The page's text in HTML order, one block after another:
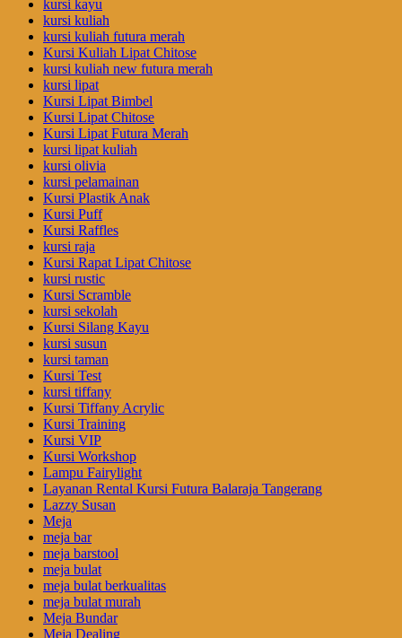
kursi kayu
kursi kuliah
kursi kuliah futura merah
Kursi Kuliah Lipat Chitose
kursi kuliah new futura merah
kursi lipat
Kursi Lipat Bimbel
Kursi Lipat Chitose
Kursi Lipat Futura Merah
kursi lipat kuliah
kursi olivia
kursi pelamainan
Kursi Plastik Anak
Kursi Puff
Kursi Raffles
kursi raja
Kursi Rapat Lipat Chitose
kursi rustic
Kursi Scramble
kursi sekolah
Kursi Silang Kayu
kursi susun
kursi taman
Kursi Test
kursi tiffany
Kursi Tiffany Acrylic
Kursi Training
Kursi VIP
Kursi Workshop
Lampu Fairylight
Layanan Rental Kursi Futura Balaraja Tangerang
Lazzy Susan
Meja
meja bar
meja barstool
meja bulat
meja bulat berkualitas
meja bulat murah
Meja Bundar
Meja Dealing